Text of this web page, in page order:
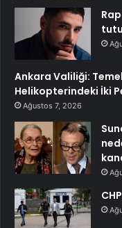
Ankara Valiliği:
Helikopterindeki İki
Ağustos 7, 2026